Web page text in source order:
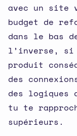
avec un site
budget de
dans le bas
l’inverse, si
produit
des
des logiques
tu te
supérieurs.